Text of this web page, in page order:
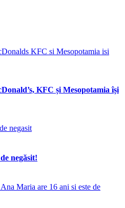
KFC și Mesopotamia își
negăsit!